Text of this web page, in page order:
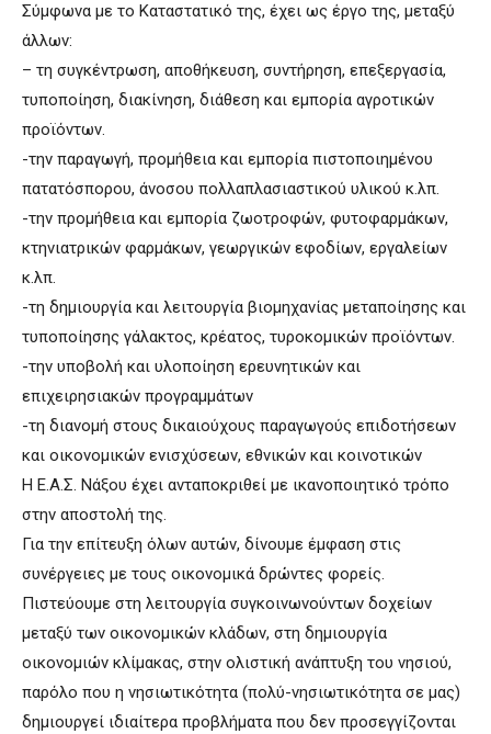
Σύμφωνα με το Καταστατικό της, έχει ως έργο της, μεταξύ
άλλων:
– τη συγκέντρωση, αποθήκευση, συντήρηση, επεξεργασία,
τυποποίηση, διακίνηση, διάθεση και εμπορία αγροτικών
προϊόντων.
-την παραγωγή, προμήθεια και εμπορία πιστοποιημένου
πατατόσπορου, άνοσου πολλαπλασιαστικού υλικού κ.λπ.
-την προμήθεια και εμπορία ζωοτροφών, φυτοφαρμάκων,
κτηνιατρικών φαρμάκων, γεωργικών εφοδίων, εργαλείων
κ.λπ.
-τη δημιουργία και λειτουργία βιομηχανίας μεταποίησης και
τυποποίησης γάλακτος, κρέατος, τυροκομικών προϊόντων.
-την υποβολή και υλοποίηση ερευνητικών και
επιχειρησιακών προγραμμάτων
-τη διανομή στους δικαιούχους παραγωγούς επιδοτήσεων
και οικονομικών ενισχύσεων, εθνικών και κοινοτικών
Η Ε.Α.Σ. Νάξου έχει ανταποκριθεί με ικανοποιητικό τρόπο
στην αποστολή της.
Για την επίτευξη όλων αυτών, δίνουμε έμφαση στις
συνέργειες με τους οικονομικά δρώντες φορείς.
Πιστεύουμε στη λειτουργία συγκοινωνούντων δοχείων
μεταξύ των οικονομικών κλάδων, στη δημιουργία
οικονομιών κλίμακας, στην ολιστική ανάπτυξη του νησιού,
παρόλο που η νησιωτικότητα (πολύ-νησιωτικότητα σε μας)
δημιουργεί ιδιαίτερα προβλήματα που δεν προσεγγίζονται